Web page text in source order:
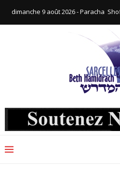
dimanche 9 août 2026 - Paracha